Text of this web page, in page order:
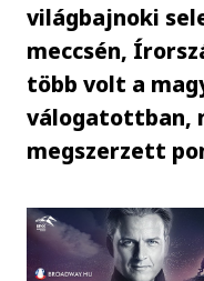
világbajnoki
meccsén,
több volt a
válogatottban,
megszerzett